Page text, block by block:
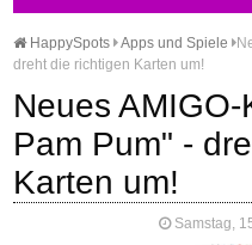
HappySpots Apps und Spiele
dreht die richtigen Karten um!
Neues
Pam Pum" -
Karten um!
Samstag,